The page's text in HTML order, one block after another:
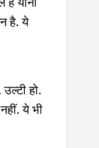
है. ये
हो.
ये भी